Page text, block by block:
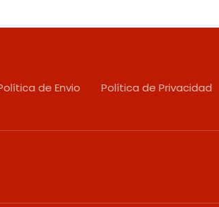
de Envio Política de Privacidad